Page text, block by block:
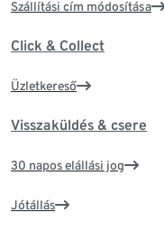
Szállítási cím módosítása
Click & Collect
Üzletkereső
Visszaküldés & csere
30 napos elállási jog
Jótállás